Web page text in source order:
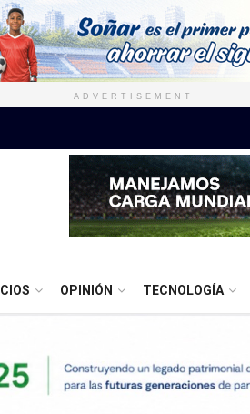
ADVERTISEMENT
OPINIÓN TECNOLOGÍA